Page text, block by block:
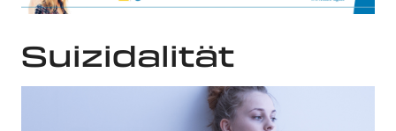
Suizidalität